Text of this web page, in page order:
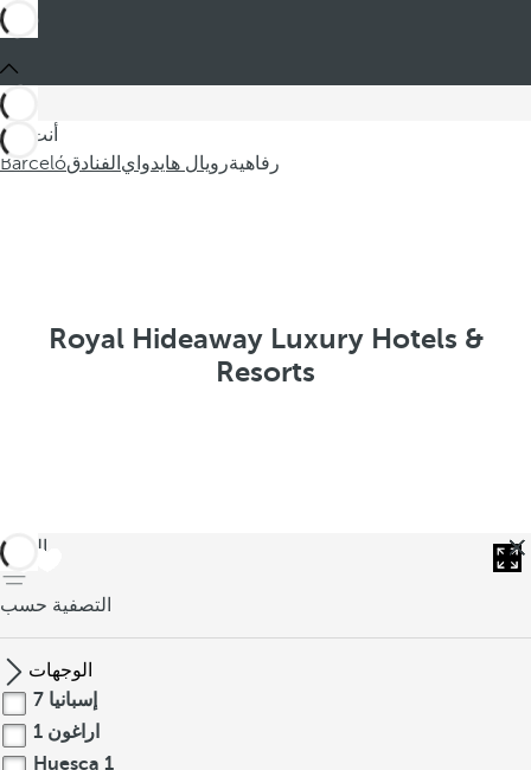
أنت في
Barcelóالفنادق رويال هايدوايرفاهية
Royal Hideaway Luxury Hotels &
Resorts
العودة
التصفية حسب
الوجهات
إسبانيا 7
اراغون 1
Huesca 1